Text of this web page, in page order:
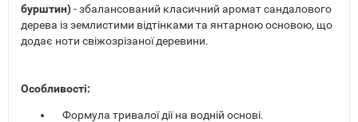
бурштин)- збалансований класичний аромат сандалового
дерева із землистими відтінками та янтарною основою, що
додає ноти свіжозрізаної деревини.
Особливості:
Формула тривалої дії на водній основі.